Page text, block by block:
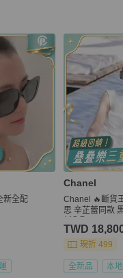
配件推薦精品
新全配
Chanel
Chanel 🔥斷貨
思 辛芷蕾同款
TWD
現折 499
全新品 本地